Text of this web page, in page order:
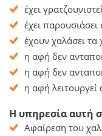
έχει
έχει
έχουν χαλάσει
η αφή δεν
η αφή δεν
η αφή
Η υπηρεσία αυτή
Αφαίρεση του